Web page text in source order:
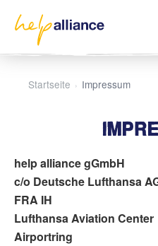
Unsere Arbeit
Mitmachen
Startseite › Impressum
help alliance gGmbH
c/o Deutsche Lufthansa
FRA IH
Lufthansa Aviation Center
Airportring